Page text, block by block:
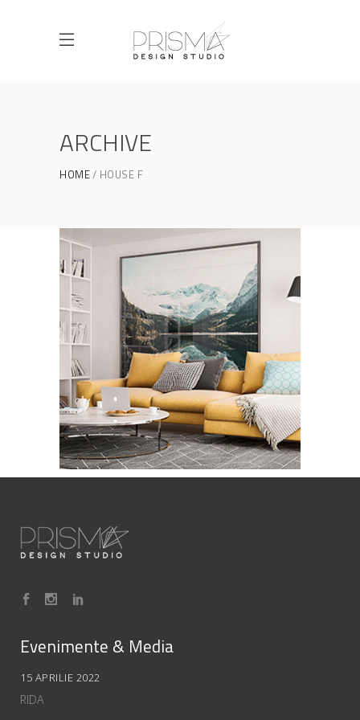
ARCHIVE
HOME HOUSE F
HOUSE F
INTERIOR
Evenimente & Media
15 APRILIE 2022
RIDA